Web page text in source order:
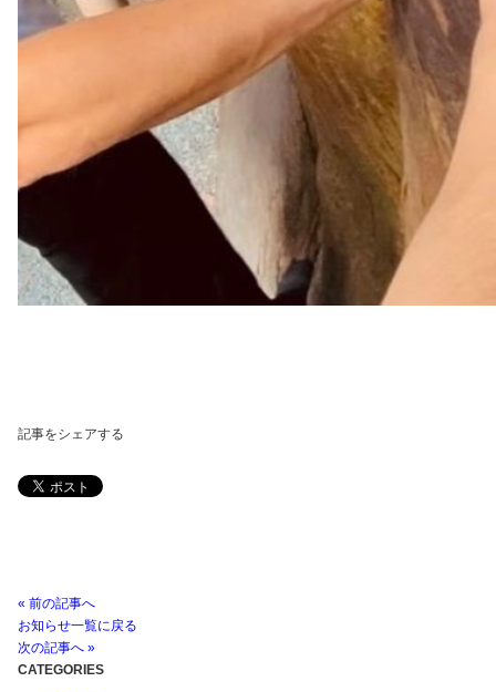
記事をシェアする
« 前の記事へ
お知らせ一覧に戻る
次の記事へ »
CATEGORIES